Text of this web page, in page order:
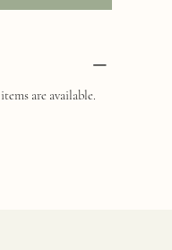
are available.